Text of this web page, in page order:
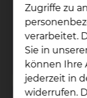
Tel.:+49 531
Fax: +49 531
Per E-Mail
mehr
Zugriffe zu
verarbeitet.
Sie in
können Ihre
jederzeit in
widerrufen.